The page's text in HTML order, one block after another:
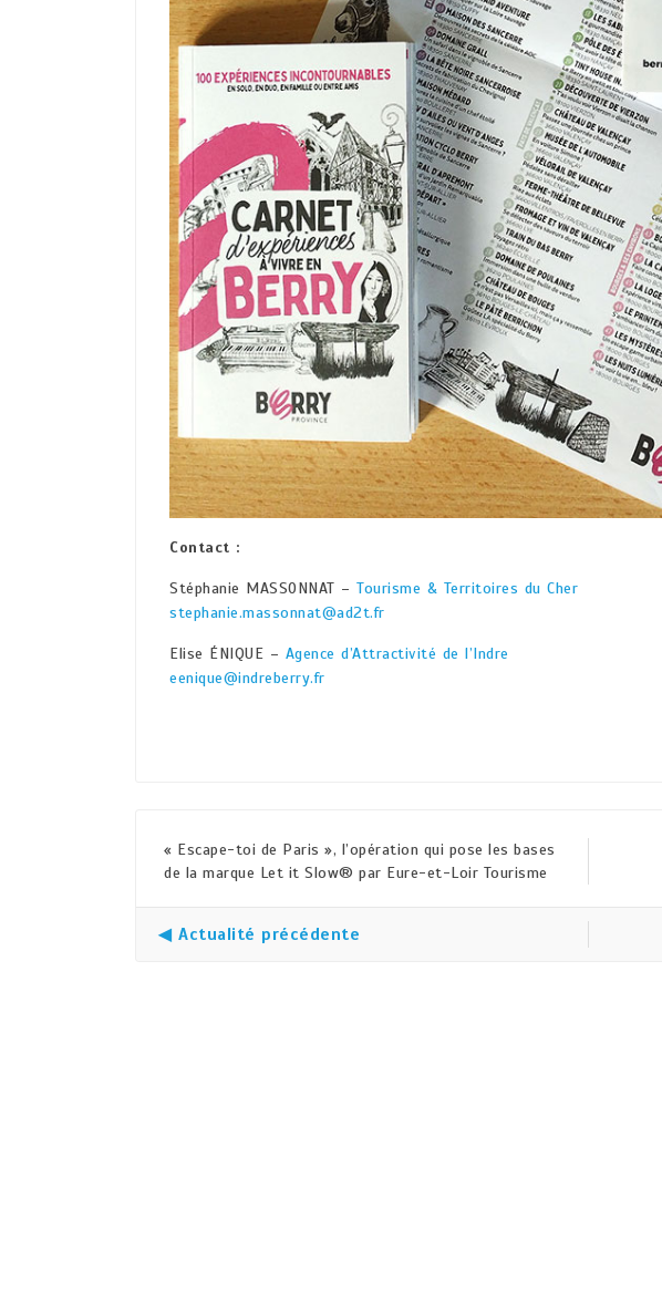
Contact :
Stéphanie MASSONNAT – Tourisme & Territoires du Cher
stephanie.massonnat@ad2t.fr
Elise ÉNIQUE – Agence d’Attractivité de l’Indre
eenique@indreberry.fr
« Escape-toi de Paris », l’opération qui pose les bases
de la marque Let it Slow® par Eure-et-Loir Tourisme
◀ Actualité précédente